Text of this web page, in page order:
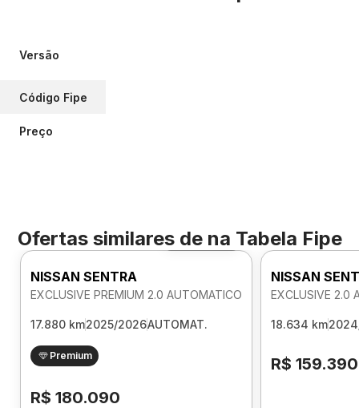
Versão
Código Fipe
Preço
Ofertas similares de na Tabela Fipe
Foto 360º
NISSAN SENTRA
EXCLUSIVE PREMIUM 2.0 AUTOMATICO
17.880 km2025/2026AUTOMAT.
Premium
R$ 180.090
NISSAN
EXCLUSIVE 2.0
18.634 km
R$ 159.390